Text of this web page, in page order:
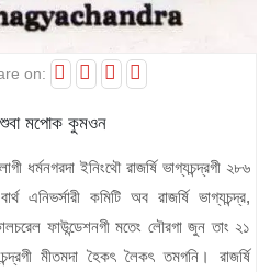
on:
শুবা মপোক কুমওন
ইনিংথৌ রাজর্ষি ভাগ্যচন্দ্রগী ২৮৬
এনিভর্সারী কমিটি অব রাজর্ষি ভাগ্যচন্দ্র,
ফাউন্ডেশনগী মতেং লৌরগা জুন তাং ২১
মীতমদা হৈকৎ লৈকৎ তমগনি। রাজর্ষি